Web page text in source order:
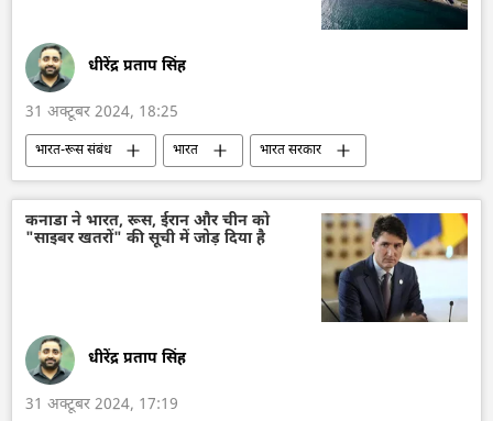
धीरेंद्र प्रताप सिंह
31 अक्टूबर 2024, 18:25
भारत-रूस संबंध भारत
भारत सरकार
भारत का विकास
दिल्ली
रूस का विकास
रूस
मास्को
नरेन्द्र मोदी
व्लादिमीर पुतिन
कनाडा ने भारत, रूस, ईरान और चीन को
"साइबर खतरों" की सूची में जोड़ दिया है
धीरेंद्र प्रताप सिंह
31 अक्टूबर 2024, 17:19